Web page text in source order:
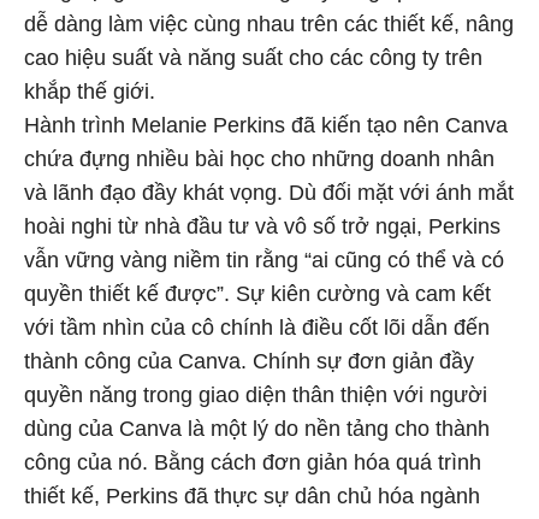
dễ dàng làm việc cùng nhau trên các thiết kế, nâng
cao hiệu suất và năng suất cho các công ty trên
khắp thế giới.
Hành trình Melanie Perkins đã kiến tạo nên Canva
chứa đựng nhiều bài học cho những doanh nhân
và lãnh đạo đầy khát vọng. Dù đối mặt với ánh mắt
hoài nghi từ nhà đầu tư và vô số trở ngại, Perkins
vẫn vững vàng niềm tin rằng “ai cũng có thể và có
quyền thiết kế được”. Sự kiên cường và cam kết
với tầm nhìn của cô chính là điều cốt lõi dẫn đến
thành công của Canva. Chính sự đơn giản đầy
quyền năng trong giao diện thân thiện với người
dùng của Canva là một lý do nền tảng cho thành
công của nó. Bằng cách đơn giản hóa quá trình
thiết kế, Perkins đã thực sự dân chủ hóa ngành